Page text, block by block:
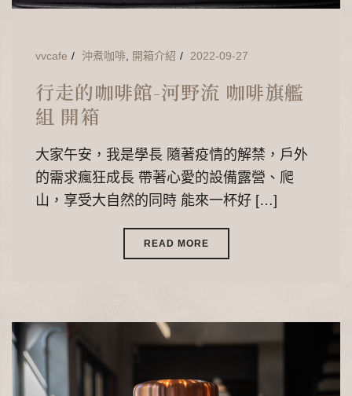
vvcafe 沖煮咖啡 開箱介紹 2022-09-27
行走的咖啡館-河野流 咖啡旗艦
組 開箱
大家午安，我是學長 隨著疫情的解禁，戶外
的需求瘋狂成長 帶著心愛的設備露營、爬
山，享受大自然的同時 能來一杯好 […]
READ MORE